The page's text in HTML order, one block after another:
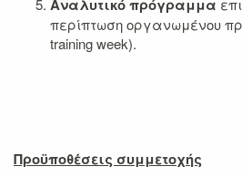
Αναλυτικό πρόγραμμα
περίπτωση οργανωμένου
training week).
Προϋποθέσεις συμμετοχής